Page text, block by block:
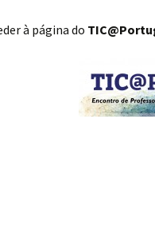
à página do